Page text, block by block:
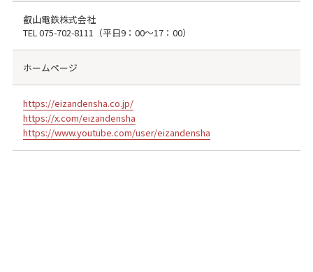
叡山電鉄株式会社
TEL 075-702-8111 （平日9：00～17：00）
ホームページ
https://eizandensha.co.jp/
https://x.com/eizandensha
https://www.youtube.com/user/eizandensha